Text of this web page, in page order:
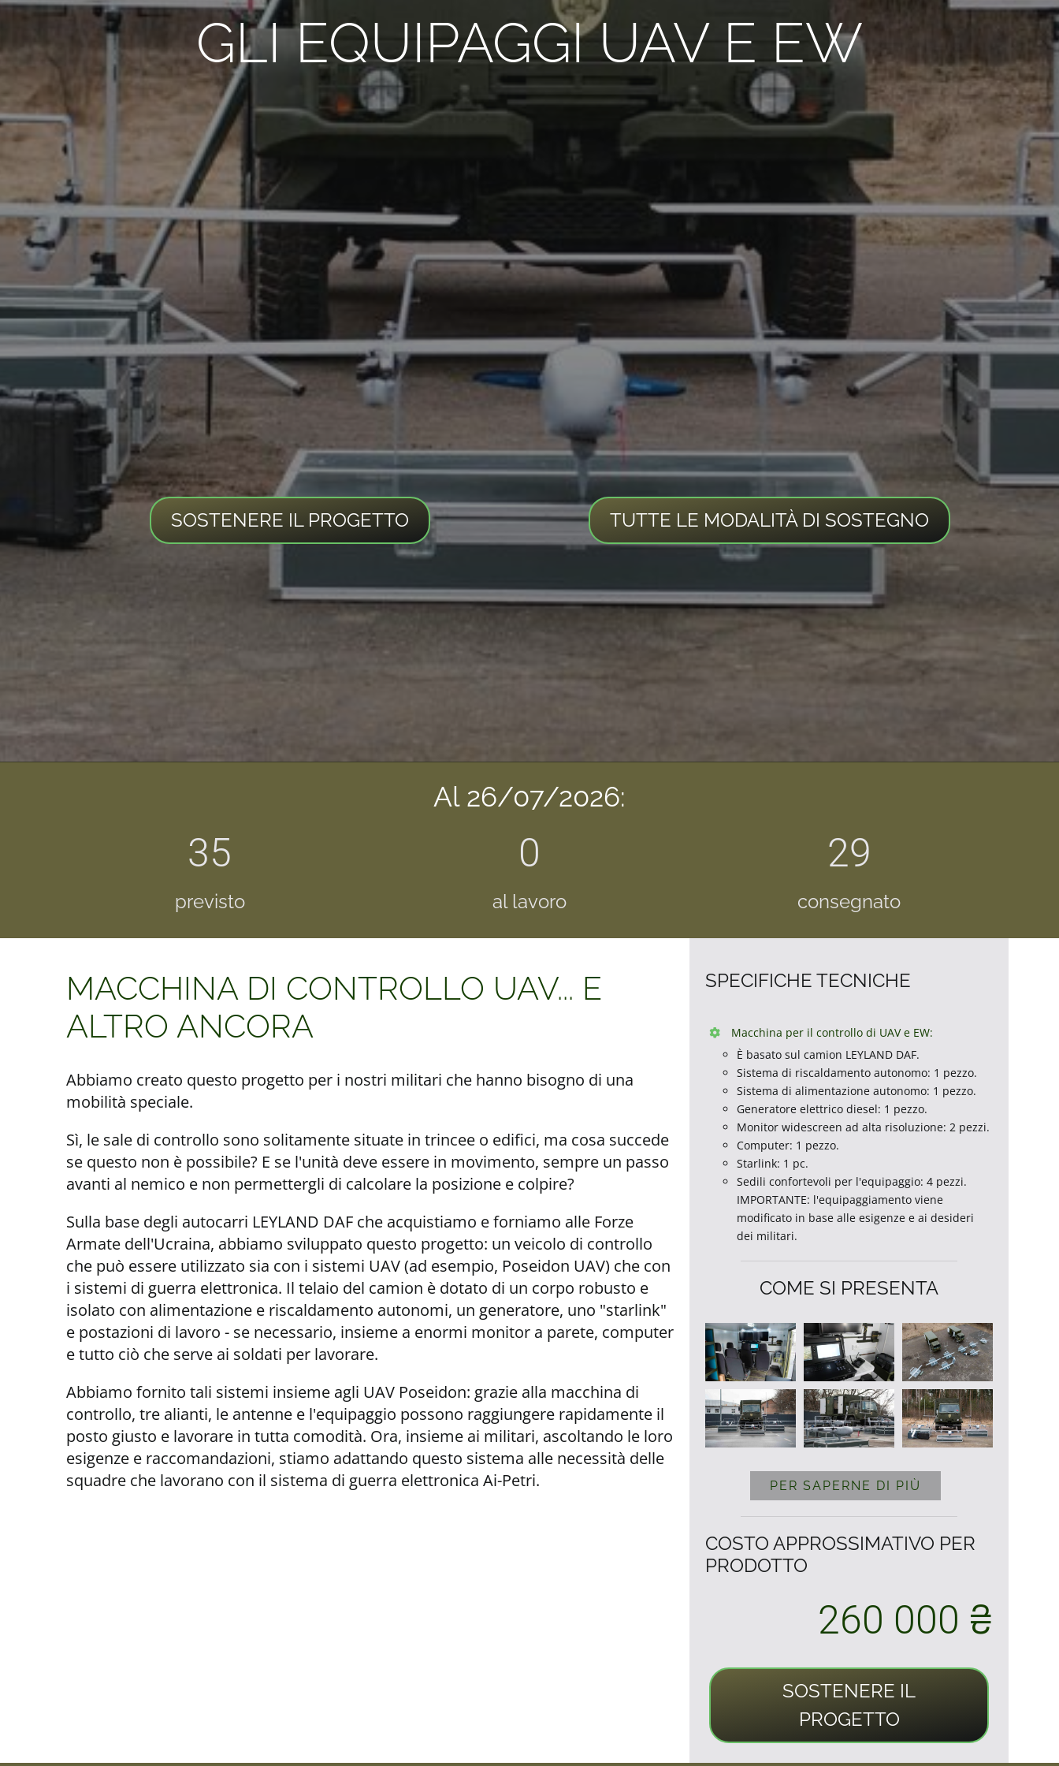
GLI EQUIPAGGI UAV E EW
SOSTENERE IL PROGETTO TUTTE LE MODALITÀ DI SOSTEGNO
Al 26/07/2026:
35
previsto
0
al lavoro
29
consegnato
MACCHINA DI CONTROLLO UAV... E
ALTRO ANCORA
Abbiamo creato questo progetto per i nostri militari che hanno bisogno di una
mobilità speciale.
Sì, le sale di controllo sono solitamente situate in trincee o edifici, ma cosa succede
se questo non è possibile? E se l'unità deve essere in movimento, sempre un passo
avanti al nemico e non permettergli di calcolare la posizione e colpire?
Sulla base degli autocarri LEYLAND DAF che acquistiamo e forniamo alle Forze
Armate dell'Ucraina, abbiamo sviluppato questo progetto: un veicolo di controllo
che può essere utilizzato sia con i sistemi UAV (ad esempio, Poseidon UAV) che con
i sistemi di guerra elettronica. Il telaio del camion è dotato di un corpo robusto e
isolato con alimentazione e riscaldamento autonomi, un generatore, uno "starlink"
e postazioni di lavoro - se necessario, insieme a enormi monitor a parete, computer
e tutto ciò che serve ai soldati per lavorare.
Abbiamo fornito tali sistemi insieme agli UAV Poseidon: grazie alla macchina di
controllo, tre alianti, le antenne e l'equipaggio possono raggiungere rapidamente il
posto giusto e lavorare in tutta comodità. Ora, insieme ai militari, ascoltando le loro
esigenze e raccomandazioni, stiamo adattando questo sistema alle necessità delle
squadre che lavorano con il sistema di guerra elettronica Ai-Petri.
SPECIFICHE TECNICHE
Macchina per il controllo di UAV e EW:
È basato sul camion LEYLAND DAF.
Sistema di riscaldamento autonomo: 1 pezzo.
Sistema di alimentazione autonomo: 1 pezzo.
Generatore elettrico diesel: 1 pezzo.
Monitor widescreen ad alta risoluzione: 2 pezzi.
Computer: 1 pezzo.
Starlink: 1 pc.
Sedili confortevoli per l'equipaggio: 4 pezzi.
IMPORTANTE: l'equipaggiamento viene
modificato in base alle esigenze e ai desideri
dei militari.
COME SI PRESENTA
PER SAPERNE DI PIÙ
COSTO APPROSSIMATIVO PER
PRODOTTO
260 000 ₴
SOSTENERE IL
PROGETTO